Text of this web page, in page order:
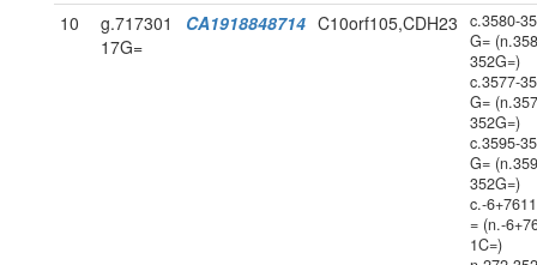
10
g.717301
17G=
CA1918848714 C10orf105,CDH23
c.3580-
G=
352G=)
c.3577-
G=
352G=)
c.3595-
G=
352G=)
c.-
= (n.-
1C=)